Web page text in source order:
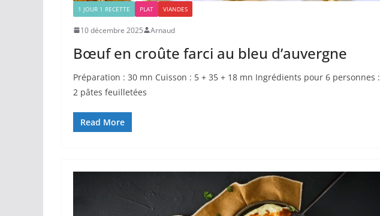
1 JOUR 1 RECETTE PLAT VIANDES
10 décembre 2025 Arnaud
Bœuf en croûte farci au bleu d’auvergne
Préparation : 30 mn Cuisson : 5 + 35 + 18 mn Ingrédients pour 6 personnes :
2 pâtes feuilletées
Read More